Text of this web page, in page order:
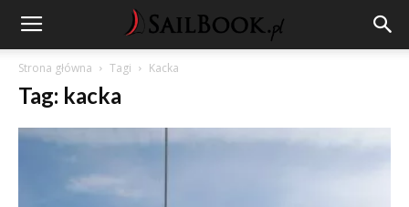
Strona główna Tagi Kacka
Tag: kacka